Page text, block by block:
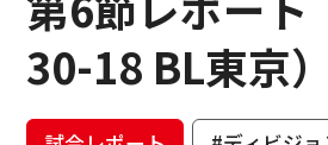
30-18 BL東京）